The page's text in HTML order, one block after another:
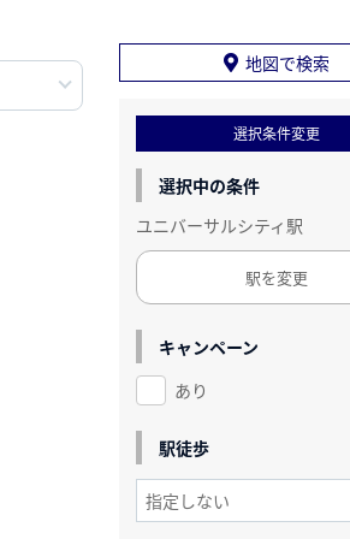
地図で検索
選択条件変更
選択中の条件
ユニバーサルシティ駅
駅を変更
キャンペーン
あり
駅徒歩